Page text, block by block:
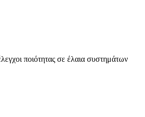
ποιότητας σε έλαια συστημάτων